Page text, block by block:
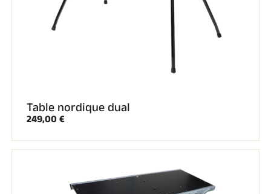
Table nordique dual
249,00 €